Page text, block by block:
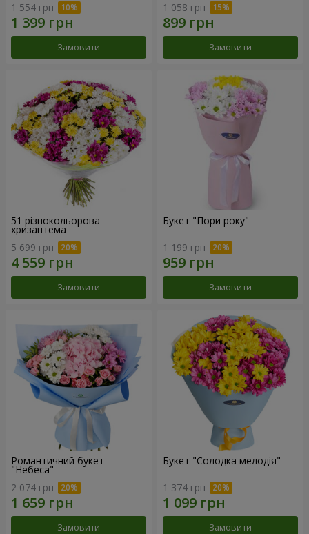
1 554 грн
Замовити
1 058 грн
Замовити
51 різнокольорова
хризантема
5 699 грн
Замовити
Букет "Пори року"
1 199 грн
Замовити
Романтичний букет
"Небеса"
2 074 грн
Замовити
Букет "Солодка мелодія"
1 374 грн
Замовити